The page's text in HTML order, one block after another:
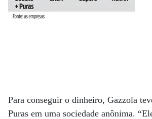
Para conseguir o dinheiro, Gazzola
Puras em uma sociedade anônima.